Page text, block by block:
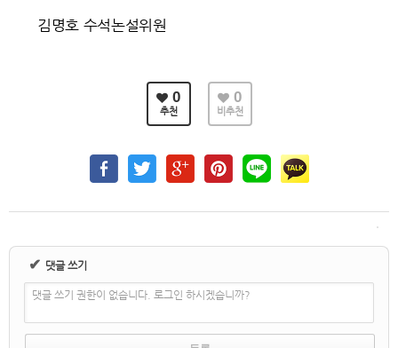
김명호 수석논설위원
0
추천
0
비추천
✔ 댓글 쓰기
댓글 쓰기 권한이 없습니다. 로그인 하시겠습니까?